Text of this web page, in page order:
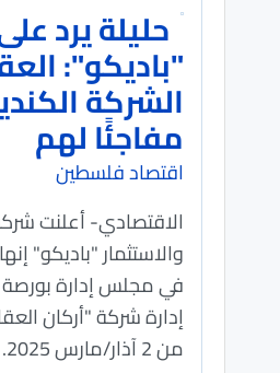
حليلة يرد
"باديكو":
الشركة
مفاجئًا لهم
اقتصاد فلسطين
الاقتصادي- أعلنت
والاستثمار "باديكو"
في مجلس إدارة
إدارة شركة "أركان
من 2 آذار/مارس 2025.